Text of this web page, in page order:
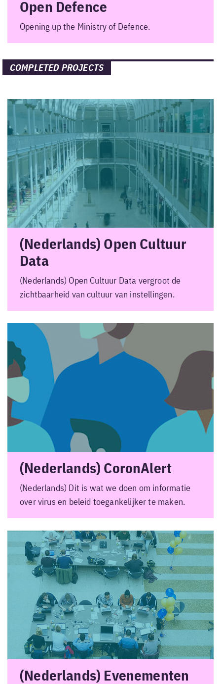
Open Defence
Opening up the Ministry of Defence.
COMPLETED PROJECTS
(Nederlands) Open Cultuur
Data
(Nederlands) Open Cultuur Data vergroot de
zichtbaarheid van cultuur van instellingen.
(Nederlands) CoronAlert
(Nederlands) Dit is wat we doen om informatie
over virus en beleid toegankelijker te maken.
(Nederlands) Evenementen